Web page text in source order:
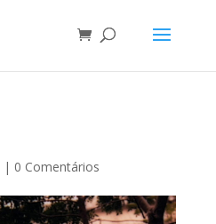
| 0 Comentários